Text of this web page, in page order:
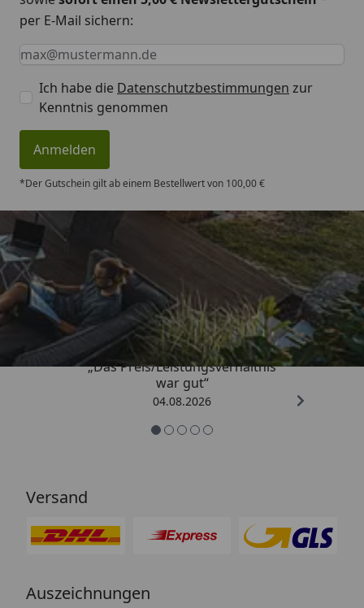
per E-Mail sichern:
Keine Eingabe erforderlich
Eingabe erforderlich
E-Mail *
Ich habe die Datenschutzbestimmungen zur
Kenntnis genommen
Anmelden
*Der Gutschein gilt ab einem Bestellwert von 100,00 €
Trusted Shops
4,83/ 5
„Das Preis/Leistungsverhältnis
war gut“
04.08.2026
Versand
Auszeichnungen